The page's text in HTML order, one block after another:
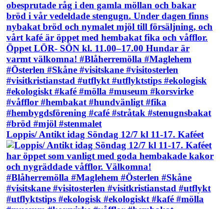
Loppis/ Antikt idag Söndag 12/7 kl 11-17. Kaféet